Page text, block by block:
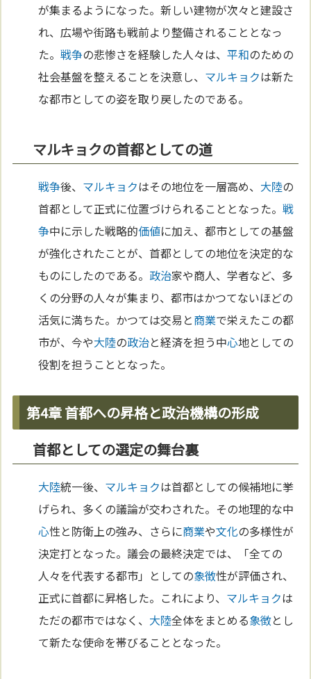
が集まるようになった。新しい建物が次々と建設さ
れ、広場や街路も戦前より整備されることとなっ
た。戦争の悲惨さを経験した人々は、平和のための
社会基盤を整えることを決意し、 マルキョクは新た
な都市としての姿を取り戻したのである。
マルキョクの首都としての道
戦争後、 マルキョクはその地位を一層高め、 大陸の
首都として正式に位置づけられることとなった。戦
争中に示した戦略的価値に加え、都市としての基盤
が強化されたことが、首都としての地位を決定的な
ものにしたのである。 政治家や商人、学者など、多
くの分野の人々が集まり、都市はかつてないほどの
活気に満ちた。かつては交易と商業で栄えたこの都
市が、今や大陸の政治と経済を担う中心地としての
役割を担うこととなった。
第4章 首都への昇格と政治機構の形成
首都としての選定の舞台裏
大陸統一後、 マルキョクは首都としての候補地に挙
げられ、多くの議論が交わされた。その地理的な中
心性と防衛上の強み、さらに商業や文化の多様性が
決定打となった。議会の最終決定では、「全ての
人々を代表する都市」としての象徴性が評価され、
正式に首都に昇格した。これにより、 マルキョクは
ただの都市ではなく、 大陸全体をまとめる象徴とし
て新たな使命を帯びることとなった。